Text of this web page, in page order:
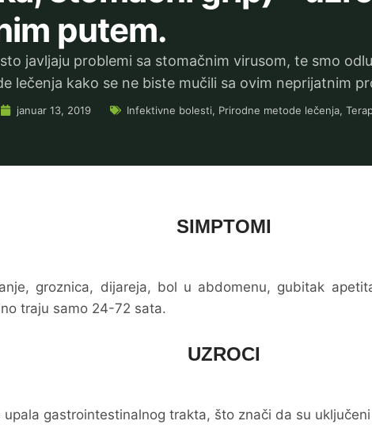
putem.
javljaju problemi sa stomačnim virusom, te smo
lečenja kako se ne biste mučili sa ovim neprijatnim
januar 13, 2019 Infektivne bolesti, Prirodne metode lečenja,
SIMPTOMI
groznica, dijareja, bol u abdomenu, gubitak
traju samo 24-72 sata.
UZROCI
gastrointestinalnog trakta, što znači da su